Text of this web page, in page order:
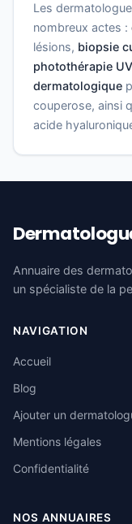
Les
nombreux actes :
lésions, biopsie
photothérapie
dermatologique
couperose, ainsi
acide
Annuaire des
un spécialiste de la
NAVIGATION
Accueil
Blog
Ajouter un
Mentions légales
Confidentialité
NOS ANNUAIRES